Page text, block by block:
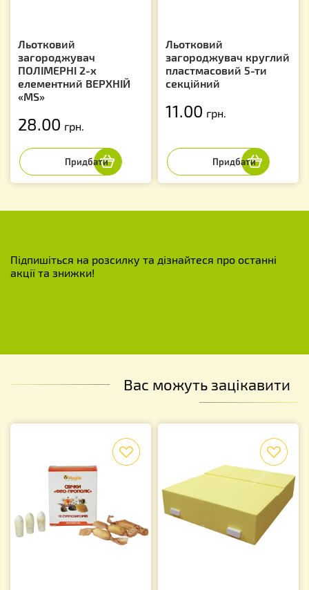
Льотковий
загороджувач
ПОЛІМЕРНІ 2-х
елементний ВЕРХНІЙ
«МS»
28.00 грн.
Льотковий
загороджувач круглий
пластмасовий 5-ти
секційний
11.00 грн.
Підпишіться на розсилку та дізнайтеся про останні
акції та знижки!
Вас можуть зацікавити